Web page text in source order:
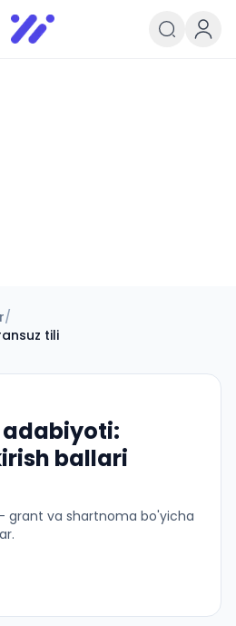
Infoedu
Ta&#039;lim xabarlari va
/
tili
ballari
grant va shartnoma bo'yicha